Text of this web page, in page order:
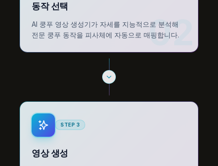
02
동작 선택
AI 쿵푸 영상 생성기가 자세를 지능적으로 분석해
전문 쿵푸 동작을 피사체에 자동으로 매핑합니다.
STEP 3
영상 생성